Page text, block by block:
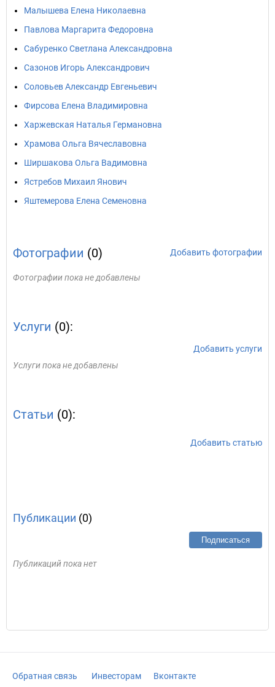
Малышева Елена Николаевна
Павлова Маргарита Федоровна
Сабуренко Светлана Александровна
Сазонов Игорь Александрович
Соловьев Александр Евгеньевич
Фирсова Елена Владимировна
Харжевская Наталья Германовна
Храмова Ольга Вячеславовна
Ширшакова Ольга Вадимовна
Ястребов Михаил Янович
Яштемерова Елена Семеновна
Фотографии (0) Добавить фотографии
Фотографии пока не добавлены
Услуги (0):
Добавить услуги
Услуги пока не добавлены
Статьи (0):
Добавить статью
Публикации (0)
Подписаться
Публикаций пока нет
Обратная связь Инвесторам Вконтакте